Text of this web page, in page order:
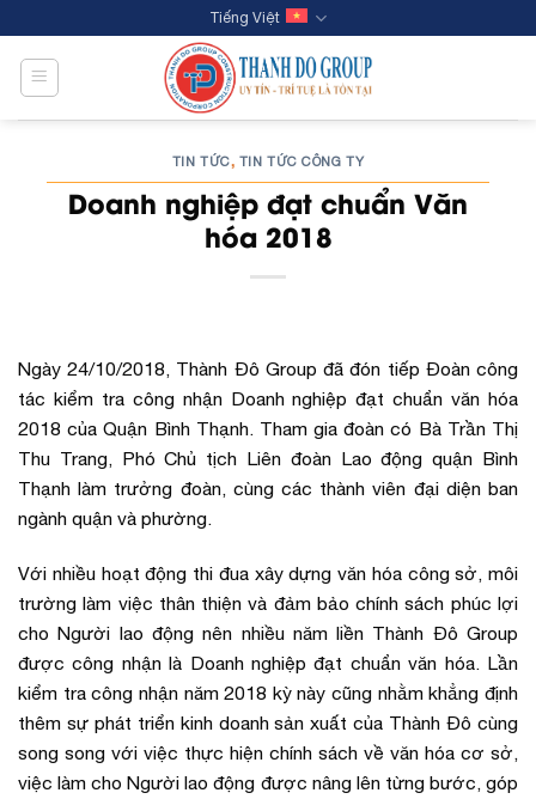
to
content
Tiếng Việt
TIN TỨC, TIN TỨC CÔNG TY
Doanh nghiệp đạt chuẩn Văn
hóa 2018
Ngày 24/10/2018, Thành Đô Group đã đón tiếp Đoàn công
tác kiểm tra công nhận Doanh nghiệp đạt chuẩn văn hóa
2018 của Quận Bình Thạnh. Tham gia đoàn có Bà Trần Thị
Thu Trang, Phó Chủ tịch Liên đoàn Lao động quận Bình
Thạnh làm trưởng đoàn, cùng các thành viên đại diện ban
ngành quận và phường.
Với nhiều hoạt động thi đua xây dựng văn hóa công sở, môi
trường làm việc thân thiện và đảm bảo chính sách phúc lợi
cho Người lao động nên nhiều năm liền Thành Đô Group
được công nhận là Doanh nghiệp đạt chuẩn văn hóa. Lần
kiểm tra công nhận năm 2018 kỳ này cũng nhằm khẳng định
thêm sự phát triển kinh doanh sản xuất của Thành Đô cùng
song song với việc thực hiện chính sách về văn hóa cơ sở,
việc làm cho Người lao động được nâng lên từng bước, góp